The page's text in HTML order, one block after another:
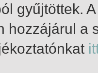
gyűjtöttek.
hozzájárul a